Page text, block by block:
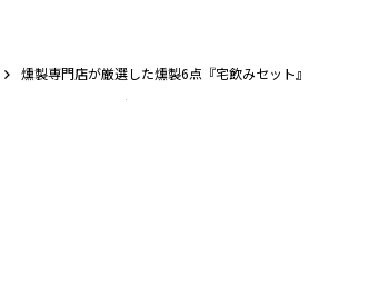
燻製専門店が厳選した燻製6点『宅飲みセット』